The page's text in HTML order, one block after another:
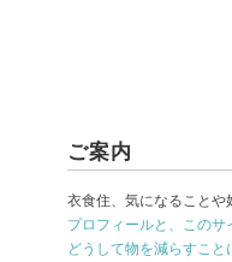
ご案内
衣食住、気になることや
プロフィールと、このサ
どうして物を減らすこ